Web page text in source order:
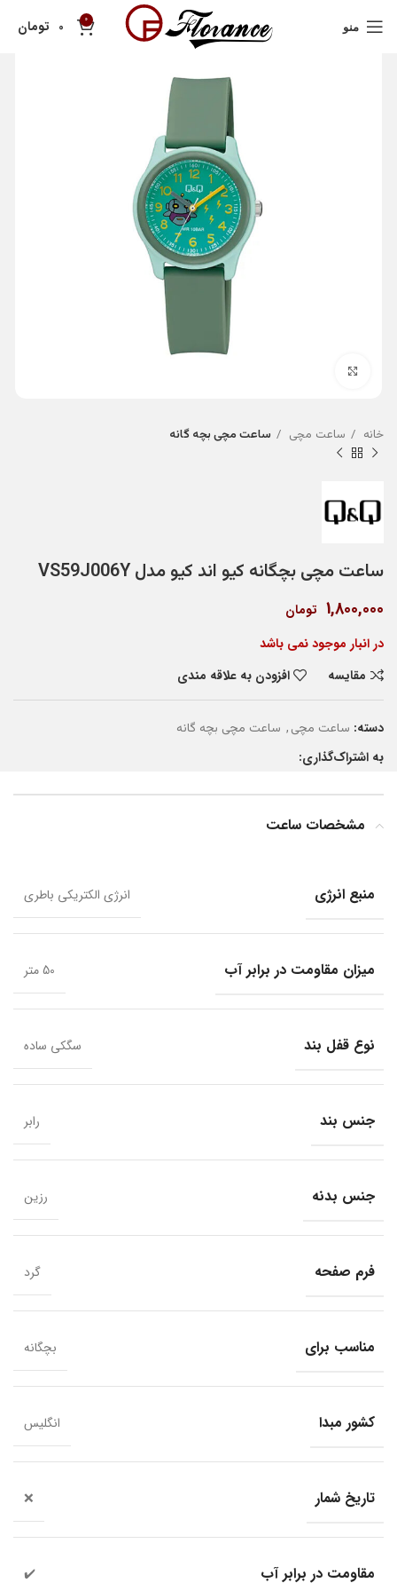
منو 0
0 تومان
خانه ساعت مچی ساعت مچی بچه گانه
ساعت مچی بچگانه کیو اند کیو مدل VS59J006Y
1,800,000 تومان
در انبار موجود نمی باشد
مقایسه
افزودن به علاقه مندی
دسته: ساعت مچی, ساعت مچی بچه گانه
به اشتراک‌گذاری:
مشخصات ساعت
منبع انرژی انرژی الکتریکی باطری
میزان مقاومت در برابر آب 50 متر
نوع قفل بند سگکی ساده
جنس بند رابر
جنس بدنه رزین
فرم صفحه گرد
مناسب برای بچگانه
کشور مبدا انگلیس
تاریخ شمار ❌
مقاومت در برابر آب ✔️